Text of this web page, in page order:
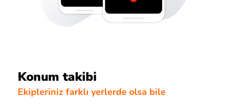
Konum takibi
Ekipleriniz farklı yerlerde olsa bile